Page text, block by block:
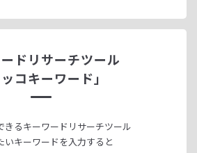
ドリサーチツール
ッコキーワード」
きるキーワードリサーチツール
いキーワードを入力すると